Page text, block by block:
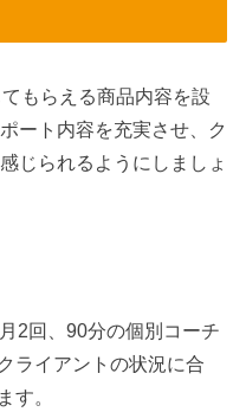
もらえる商品内容を設
ート内容を充実させ、ク
じられるようにしましょ
月2回、90分の個別コーチ
ライアントの状況に合
す。